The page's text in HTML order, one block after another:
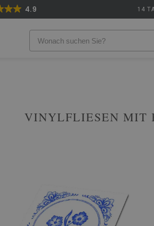
14
4.9
VINYLFLIESEN MIT